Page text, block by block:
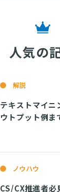
人気の
解説
テキストマイニ
ウトプット例ま
ノウハウ
CS/CX推進者必